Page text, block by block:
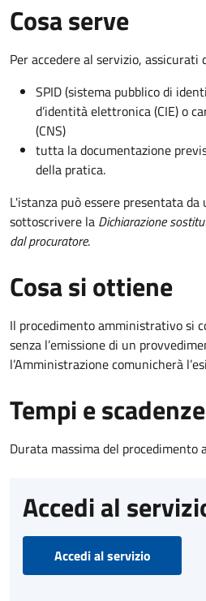
Cosa serve
Per accedere al servizio, assicurati
SPID (sistema pubblico di
d’identità elettronica (CIE) o
(CNS)
tutta la documentazione
della pratica.
L'istanza può essere presentata
sottoscrivere la Dichiarazione
dal procuratore.
Cosa si ottiene
Il procedimento amministrativo si
senza l’emissione di un
l’Amministrazione comunicherà
Tempi e scadenze
Durata massima del
Accedi al
Accedi al servizio